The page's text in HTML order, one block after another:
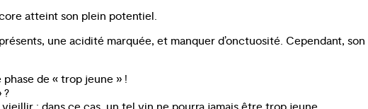
atteint son plein potentiel.
une acidité marquée, et manquer d’onctuosité. Cependant, son
de « trop jeune » !
?